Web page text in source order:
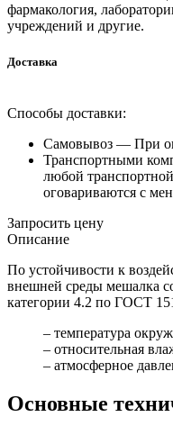
фармакология,
учреждений и другие.
Доставка
Способы доставки:
Самовывоз — При
Транспортными
любой
оговариваются с
Запросить цену
Описание
По устойчивости к
внешней среды мешалка
категории 4.2 по ГОСТ
– температура
– относительная
– атмосферное
Основные